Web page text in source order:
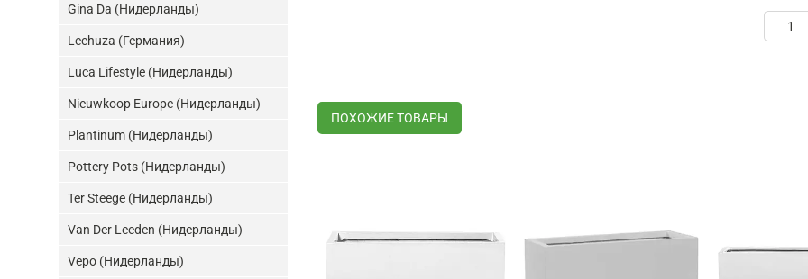
ПОХОЖИЕ ТОВАРЫ
Gina Da (Нидерланды)
Lechuza (Германия)
Luca Lifestyle (Нидерланды)
Nieuwkoop Europe (Нидерланды)
Plantinum (Нидерланды)
Pottery Pots (Нидерланды)
Ter Steege (Нидерланды)
Van Der Leeden (Нидерланды)
Vepo (Нидерланды)